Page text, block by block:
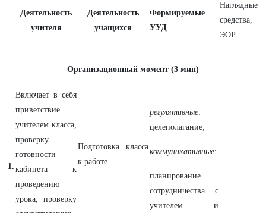
Деятельность
учителя
Деятельность
учащихся
Формируемые
УУД
Наглядные
средства,
ЭОР
Организационный момент (3 мин)
1.
Включает в себя
приветствие
учителем класса,
проверку
готовности
кабинета к
проведению
урока, проверку
Подготовка класса
к работе.
регулятивные:
целеполагание;
коммуникативные:
планирование
сотрудничества с
учителем и